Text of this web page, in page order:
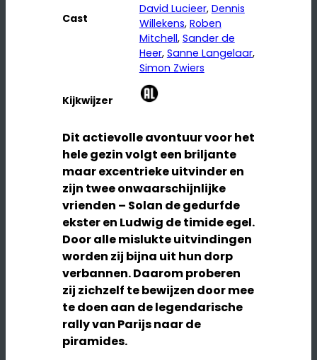
Cast
David Lucieer, Dennis
Willekens, Roben
Mitchell, Sander de
Heer, Sanne Langelaar,
Simon Zwiers
Kijkwijzer
Dit actievolle avontuur voor het
hele gezin volgt een briljante
maar excentrieke uitvinder en
zijn twee onwaarschijnlijke
vrienden – Solan de gedurfde
ekster en Ludwig de timide egel.
Door alle mislukte uitvindingen
worden zij bijna uit hun dorp
verbannen. Daarom proberen
zij zichzelf te bewijzen door mee
te doen aan de legendarische
rally van Parijs naar de
piramides.